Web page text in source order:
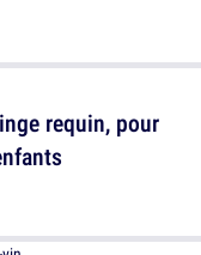
requin, pour